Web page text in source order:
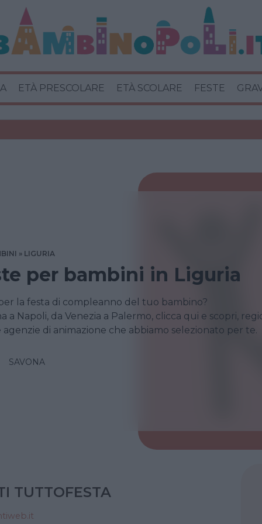
ETÀ PRESCOLARE ETÀ SCOLARE FESTE
LIGURIA
per bambini in Liguria
la festa di compleanno del tuo bambino?
a Napoli, da Venezia a Palermo, clicca qui e scopri,
di animazione che abbiamo selezionato per te.
SAVONA
TUTTOFESTA